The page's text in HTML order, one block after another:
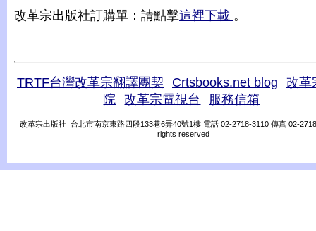
改革宗出版社訂購單：請點擊這裡下載 。
TRTF台灣改革宗翻譯團契 Crtsbooks.net blog
改革
院
改革宗電視台 服務信箱
改革宗出版社 台北市南京東路四段133巷6弄40號1樓 電話 02-2718-3110 傳真 02-
rights reserved